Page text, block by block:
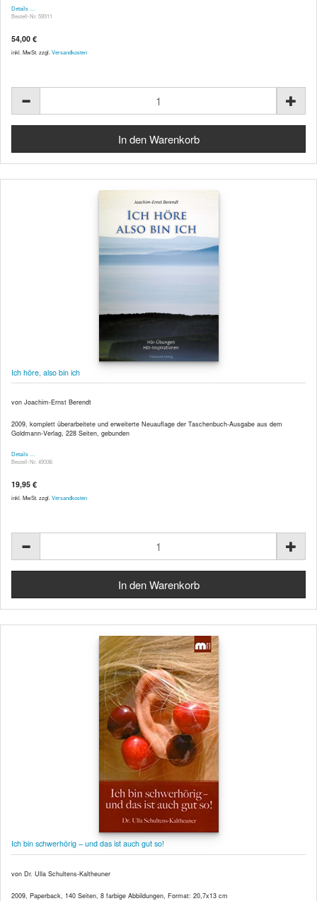
Details …
Bestell-Nr. 59311
54,00 €
inkl. MwSt. zzgl. Versandkosten
Ich höre, also bin ich
von Joachim-Ernst Berendt
2009, komplett überarbeitete und erweiterte Neuauflage der Taschenbuch-Ausgabe aus dem
Goldmann-Verlag, 228 Seiten, gebunden
Details …
Bestell-Nr. 49336
19,95 €
inkl. MwSt. zzgl. Versandkosten
Ich bin schwerhörig – und das ist auch gut so!
von Dr. Ulla Schultens-Kaltheuner
2009, Paperback, 140 Seiten, 8 farbige Abbildungen, Format: 20,7x13 cm